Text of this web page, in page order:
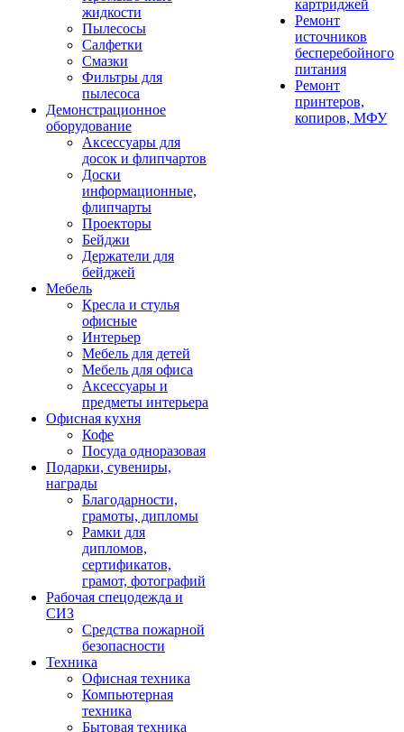
жидкости
Пылесосы
Салфетки
Смазки
Фильтры для
пылесоса
Демонстрационное
оборудование
Аксессуары для
досок и флипчартов
Доски
информационные,
флипчарты
Проекторы
Бейджи
Держатели для
бейджей
Мебель
Кресла и стулья
офисные
Интерьер
Мебель для детей
Мебель для офиса
Аксессуары и
предметы интерьера
Офисная кухня
Кофе
Посуда одноразовая
Подарки, сувениры,
награды
Благодарности,
грамоты, дипломы
Рамки для
дипломов,
сертификатов,
грамот, фотографий
Рабочая спецодежда и
СИЗ
Средства пожарной
безопасности
Техника
Офисная техника
Компьютерная
техника
Бытовая техника
картриджей
Ремонт
источников
бесперебойного
питания
Ремонт
принтеров,
копиров, МФУ